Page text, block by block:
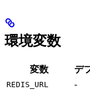
環境変数
変数 デ
REDIS_URL -